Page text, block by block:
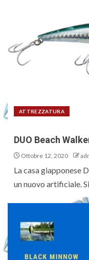
ATTREZZATURA
DUO Beach
Ottobre 12, 2020
La casa giapponese
un nuovo artificiale.